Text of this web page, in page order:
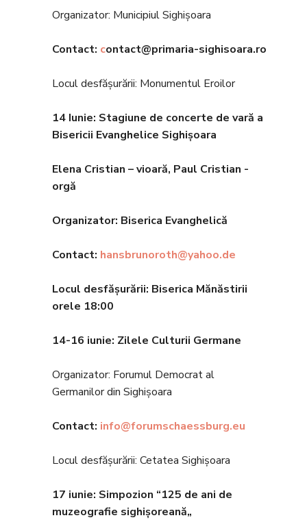
Organizator: Municipiul Sighișoara
Contact: contact@primaria-sighisoara.ro
Locul desfășurării: Monumentul Eroilor
14 Iunie: Stagiune de concerte de vară a
Bisericii Evanghelice Sighișoara
Elena Cristian – vioară, Paul Cristian -
orgă
Organizator: Biserica Evanghelică
Contact: hansbrunoroth@yahoo.de
Locul desfășurării: Biserica Mănăstirii
orele 18:00
14-16 iunie: Zilele Culturii Germane
Organizator: Forumul Democrat al
Germanilor din Sighișoara
Contact: info@forumschaessburg.eu
Locul desfășurării: Cetatea Sighișoara
17 iunie: Simpozion “125 de ani de
muzeografie sighișoreană„